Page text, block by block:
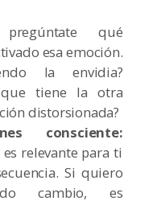
qué
esa emoción.
la envidia?
que tiene la otra
distorsionada?
consciente:
relevante para ti
Si quiero
cambio, es